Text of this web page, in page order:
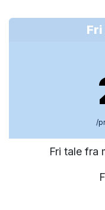
/
Fri tale fra